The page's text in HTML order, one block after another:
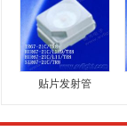
贴片发射管